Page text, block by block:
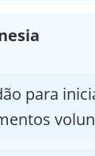
para